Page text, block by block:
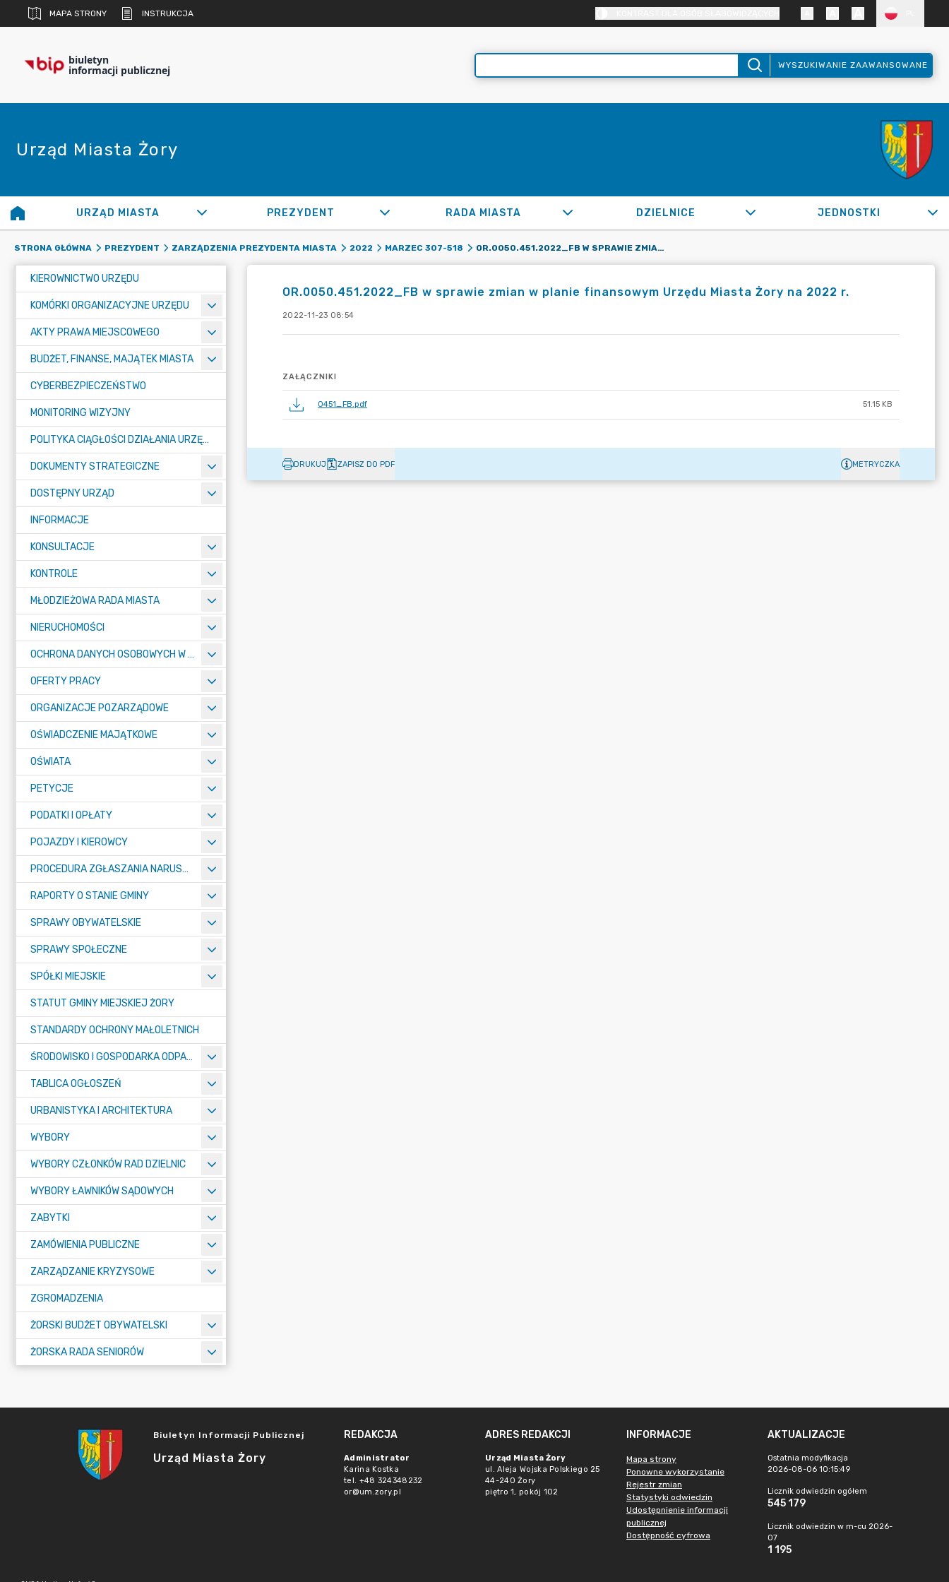
MAPA STRONY INSTRUKCJA
biuletyn
informacji publicznej WYSZUKIWANIE ZAAWANSOWANE
Urząd Miasta Żory
URZĄD MIASTA PREZYDENT RADA MIASTA DZIELNICE JEDNOSTKI
STRONA GŁÓWNA PREZYDENT ZARZĄDZENIA PREZYDENTA MIASTA 2022 MARZEC 307-518 OR.0050.451.2022_FB W SPRAWIE ZMIAN W PLANIE FINANSOWYM URZĘDU MIASTA ŻORY NA 2022 R.
KIEROWNICTWO URZĘDU
KOMÓRKI ORGANIZACYJNE URZĘDU
AKTY PRAWA MIEJSCOWEGO
BUDŻET, FINANSE, MAJĄTEK MIASTA
CYBERBEZPIECZEŃSTWO
MONITORING WIZYJNY
POLITYKA CIĄGŁOŚCI DZIAŁANIA URZĘDU MIASTA ŻORY
DOKUMENTY STRATEGICZNE
DOSTĘPNY URZĄD
INFORMACJE
KONSULTACJE
KONTROLE
MŁODZIEŻOWA RADA MIASTA
NIERUCHOMOŚCI
OCHRONA DANYCH OSOBOWYCH W URZĘDZIE MIASTA ŻORY - RODO
OFERTY PRACY
ORGANIZACJE POZARZĄDOWE
OŚWIADCZENIE MAJĄTKOWE
OŚWIATA
PETYCJE
PODATKI I OPŁATY
POJAZDY I KIEROWCY
PROCEDURA ZGŁASZANIA NARUSZEŃ PRAWA
RAPORTY O STANIE GMINY
SPRAWY OBYWATELSKIE
SPRAWY SPOŁECZNE
SPÓŁKI MIEJSKIE
STATUT GMINY MIEJSKIEJ ŻORY
STANDARDY OCHRONY MAŁOLETNICH
ŚRODOWISKO I GOSPODARKA ODPADAMI
TABLICA OGŁOSZEŃ
URBANISTYKA I ARCHITEKTURA
WYBORY
WYBORY CZŁONKÓW RAD DZIELNIC
WYBORY ŁAWNIKÓW SĄDOWYCH
ZABYTKI
ZAMÓWIENIA PUBLICZNE
ZARZĄDZANIE KRYZYSOWE
ZGROMADZENIA
ŻORSKI BUDŻET OBYWATELSKI
ŻORSKA RADA SENIORÓW
OR.0050.451.2022_FB w sprawie zmian w planie finansowym Urzędu Miasta Żory na 2022 r.
2022-11-23 08:54
ZAŁĄCZNIKI
0451_FB.pdf 51.15 KB
DRUKUJ ZAPISZ DO PDF METRYCZKA
Biuletyn Informacji Publicznej
Urząd Miasta Żory
REDAKCJA
Administrator
Karina Kostka
tel. +48 324348232
or@um.zory.pl
ADRES REDAKCJI
Urząd Miasta Żory
ul. Aleja Wojska Polskiego 25
44-240 Żory
piętro 1, pokój 102
INFORMACJE
Mapa strony
Ponowne wykorzystanie
Rejestr zmian
Statystyki odwiedzin
Udostępnienie informacji
publicznej
Dostępność cyfrowa
AKTUALIZACJE
Ostatnia modyfikacja
2026-08-06 10:15:49
Licznik odwiedzin ogółem
545 179
Licznik odwiedzin w m-cu 2026-
07
1 195